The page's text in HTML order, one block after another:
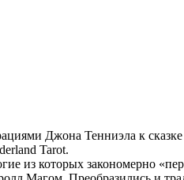
Джона Тенниэла к
Tarot.
из которых закономерно